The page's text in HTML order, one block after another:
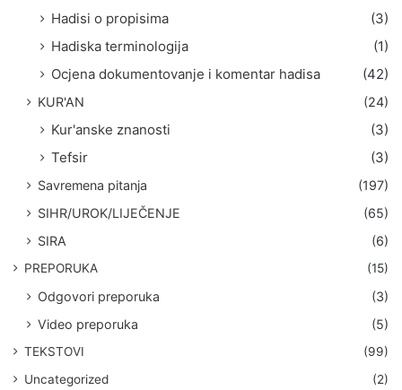
Hadisi o propisima
(3)
Hadiska terminologija
(1)
Ocjena dokumentovanje i komentar hadisa
(42)
KUR'AN (24)
Kur'anske znanosti
(3)
Tefsir
(3)
Savremena pitanja
(197)
SIHR/UROK/LIJEČENJE
(65)
SIRA
(6)
PREPORUKA (15)
Odgovori preporuka
(3)
Video preporuka
(5)
TEKSTOVI
(99)
Uncategorized
(2)